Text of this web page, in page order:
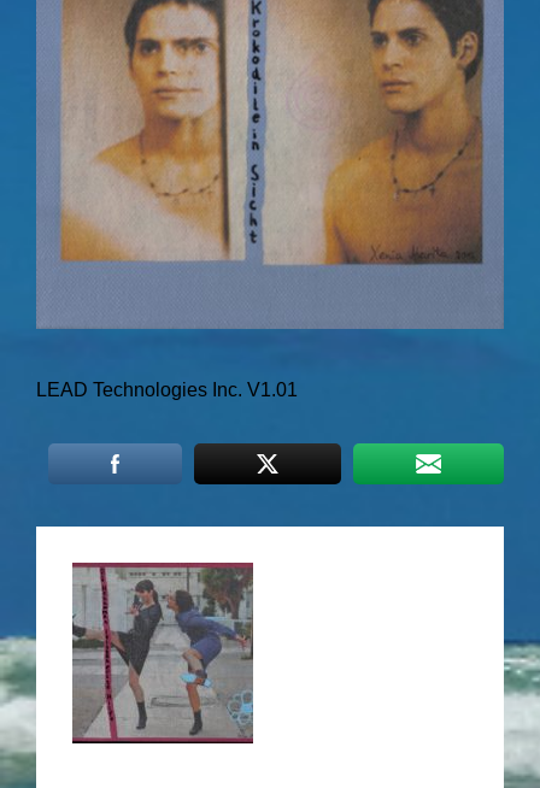
LEAD Technologies Inc. V1.01